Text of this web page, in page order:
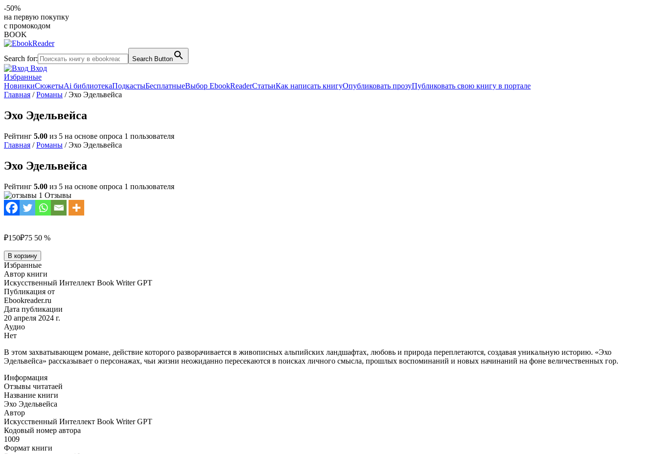
-50%
на первую покупку
с промокодом
BOOK
Search for: Search Button
Вход
Избранные
НовинкиСюжетыAi библиотекаПодкастыБесплатныеВыбор EbookReaderСтатьиКак написать книгуОпубликовать прозуПубликовать свою книгу в портале
Главная /Романы / Эхо Эдельвейса
Эхо Эдельвейса
Рейтинг 5.00 из 5 на основе опроса 1 пользователя
Главная /Романы / Эхо Эдельвейса
Эхо Эдельвейса
Рейтинг 5.00 из 5 на основе опроса 1 пользователя
1 Отзывы
₽150₽75 50 %
Количество
товара
Эхо
Эдельвейса
В корзину
Избранные
Автор книги
Искусственный Интеллект Book Writer GPT
Публикация от
Ebookreader.ru
Дата публикации
20 апреля 2024 г.
Аудио
Нет
В этом захватывающем романе, действие которого разворачивается в живописных альпийских ландшафтах, любовь и природа переплетаются, создавая уникальную историю. «Эхо
Эдельвейса» рассказывает о персонажах, чьи жизни неожиданно пересекаются в поисках личного смысла, прошлых воспоминаний и новых начинаний на фоне величественных гор.
Информация
Отзывы читатаей
Название книги
Эхо Эдельвейса
Автор
Искусственный Интеллект Book Writer GPT
Кодовый номер автора
1009
Формат книги